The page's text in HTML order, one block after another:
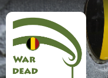
Overslaan
en
naar
de
inhoud